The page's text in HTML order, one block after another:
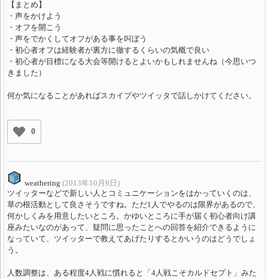
【まとめ】
・声をかけよう
・オフを開こう
・声をでかくしてオフがある事を叫ぼう
・初心者オフは経験者が裏方に徹するくらいの気概で良い
・初心者が目標になる大会等開けるとよいかもしれませんね（今思いつ
きました）
何か気になることがあればスカイプやツイッタで話しかけてください。
0
weathering (2013年10月9日)
ツイッターなどで新しい人とコミュニケーションをはかっていくのは、
草の根活動として良さそうですね。ただ1人でやるのは限界があるので、
何かしくみを用意したいところ。かゆいところに手が届く初心者向け講
座みたいなのがあって、疑問に思ったことへの回答を紹介できるように
なっていて、ツイッターで教えてあげたりするとかいうのはどうでしょ
う。
人数調整は、ある程度4人戦に慣れると「4人戦こそカルドセプト」みた